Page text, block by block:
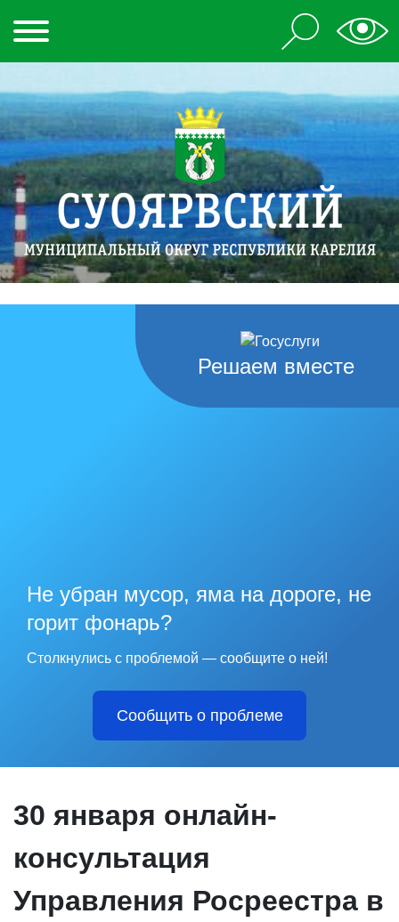
Решаем вместе
Не убран мусор, яма на дороге, не
горит фонарь?
Столкнулись с проблемой — сообщите о ней!
Сообщить о проблеме
30 января онлайн-
консультация
Управления Росреестра в